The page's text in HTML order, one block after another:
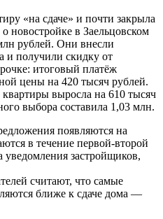
«на сдаче» и почти закрыла
новостройке в Заельцовском
рублей. Они внесли
и получили скидку от
итоговый платёж
цены на 420 тысяч рублей.
квартиры выросла на 610 тысяч
выбора составила 1,03 млн.
появляются на
в течение первой-второй
застройщиков,
считают, что самые
ближе к сдаче дома —